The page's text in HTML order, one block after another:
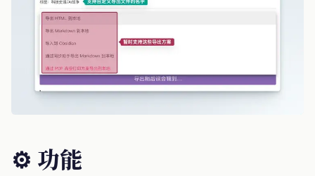
⚙️ 功能